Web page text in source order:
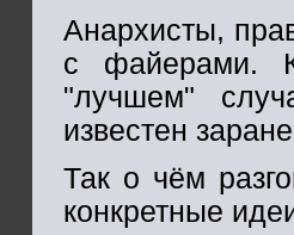
Анархисты,
с файерами.
"лучшем"
известен
Так о чём
конкретные